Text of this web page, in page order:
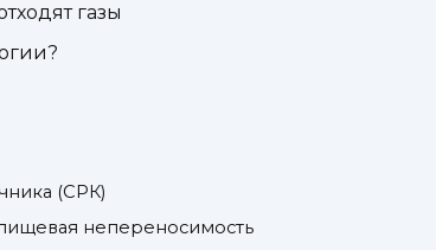
газы
(СРК)
непереносимость